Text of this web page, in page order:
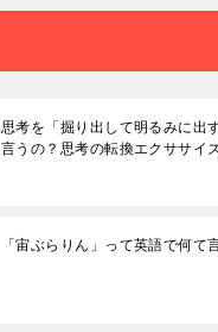
思考を「掘り出して明るみに出
言うの？思考の転換エクササイ
「宙ぶらりん」って英語で何て